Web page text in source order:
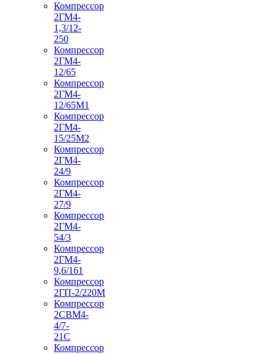
Компрессор
2ГМ4-
1,3/12-
250
Компрессор
2ГМ4-
12/65
Компрессор
2ГМ4-
12/65М1
Компрессор
2ГМ4-
15/25М2
Компрессор
2ГМ4-
24/9
Компрессор
2ГМ4-
27/9
Компрессор
2ГМ4-
54/3
Компрессор
2ГМ4-
9,6/161
Компрессор
2ГП-2/220М
Компрессор
2СВМ4-
4/7-
21С
Компрессор